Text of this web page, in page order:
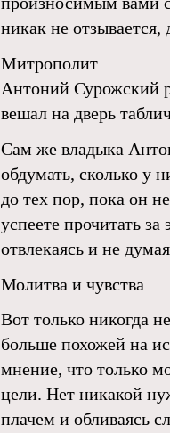
никак не
Митрополит
Антоний Сурожский
вешал на дверь
Сам же владыка
обдумать, сколько у
до тех пор, пока он
успеете прочитать
отвлекаясь и не
Молитва и чувства
Вот только никогда
больше похожей на
мнение, что только
цели. Нет никакой
плачем и обливаясь